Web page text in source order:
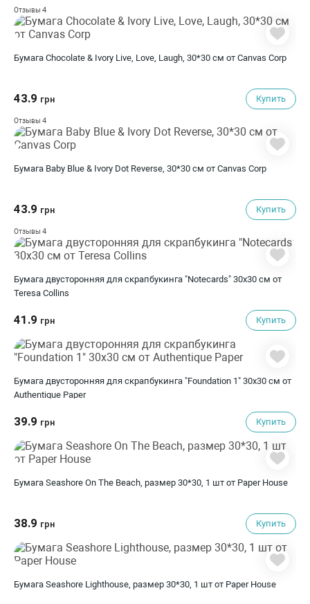
Отзывы 4
Бумага Chocolate & Ivory Live, Love, Laugh, 30*30 см от Canvas Corp
43.9 грн Купить
Отзывы 4
Бумага Baby Blue & Ivory Dot Reverse, 30*30 см от Canvas Corp
43.9 грн Купить
Отзывы 4
Бумага двусторонняя для скрапбукинга "Notecards" 30х30 см от
Teresa Collins
41.9 грн Купить
Бумага двусторонняя для скрапбукинга "Foundation 1" 30х30 см от
Authentique Paper
39.9 грн Купить
Бумага Seashore On The Beach, размер 30*30, 1 шт от Paper House
38.9 грн Купить
Бумага Seashore Lighthouse, размер 30*30, 1 шт от Paper House